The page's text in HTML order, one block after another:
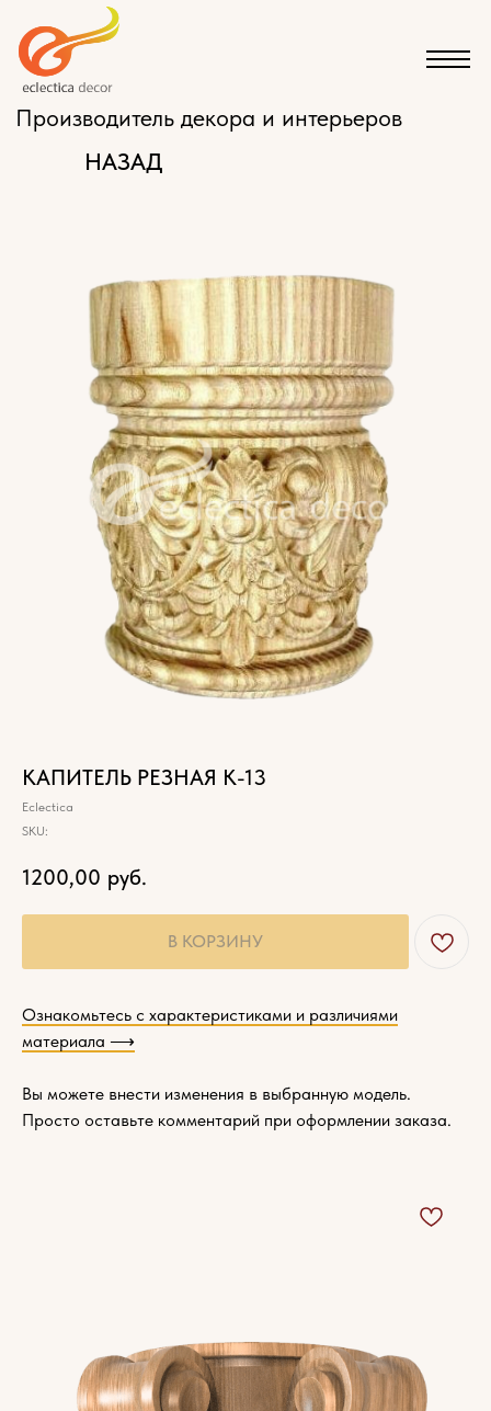
НАЗАД
Производитель декора и интерьеров
КАТАЛОГ ЭКСКЛЮЗИВНАЯ МЕБЕЛЬ НА ЗАКАЗ
КАПИТЕЛЬ РЕЗНАЯ К-13
Eclectica
SKU:
1200,00 руб.
В КОРЗИНУ
Ознакомьтесь с характеристиками и различиями
материала ⟶
Вы можете внести изменения в выбранную модель.
Просто оставьте комментарий при оформлении заказа.